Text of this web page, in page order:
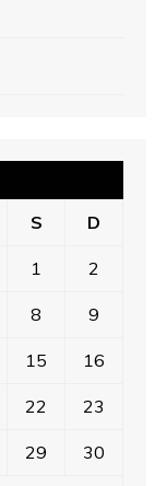
S D
1 2
8 9
15 16
22 23
29 30